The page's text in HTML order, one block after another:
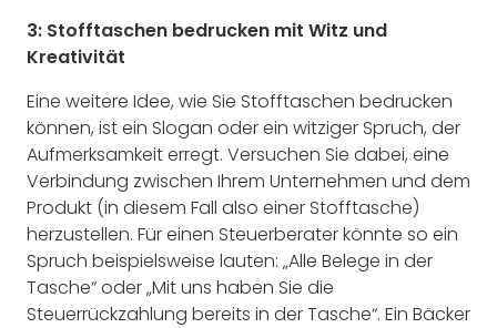
3: Stofftaschen bedrucken mit Witz und
Kreativität
Eine weitere Idee, wie Sie Stofftaschen bedrucken
können, ist ein Slogan oder ein witziger Spruch, der
Aufmerksamkeit erregt. Versuchen Sie dabei, eine
Verbindung zwischen Ihrem Unternehmen und dem
Produkt (in diesem Fall also einer Stofftasche)
herzustellen. Für einen Steuerberater könnte so ein
Spruch beispielsweise lauten: „Alle Belege in der
Tasche“ oder „Mit uns haben Sie die
Steuerrückzahlung bereits in der Tasche“. Ein Bäcker